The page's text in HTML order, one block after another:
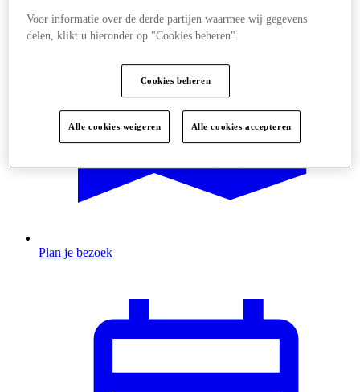
Plan je bezoek
Voor informatie over de derde partijen waarmee wij gegevens
delen, klikt u hieronder op "Cookies beheren".
Cookies beheren
Alle cookies weigeren Alle cookies accepteren